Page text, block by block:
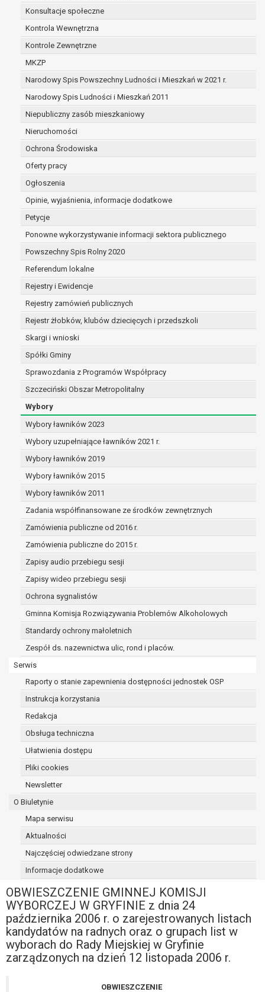
Konsultacje społeczne
Kontrola Wewnętrzna
Kontrole Zewnętrzne
MKZP
Narodowy Spis Powszechny Ludności i Mieszkań w 2021 r.
Narodowy Spis Ludności i Mieszkań 2011
Niepubliczny zasób mieszkaniowy
Nieruchomości
Ochrona Środowiska
Oferty pracy
Ogłoszenia
Opinie, wyjaśnienia, informacje dodatkowe
Petycje
Ponowne wykorzystywanie informacji sektora publicznego
Powszechny Spis Rolny 2020
Referendum lokalne
Rejestry i Ewidencje
Rejestry zamówień publicznych
Rejestr żłobków, klubów dziecięcych i przedszkoli
Skargi i wnioski
Spółki Gminy
Sprawozdania z Programów Współpracy
Szczeciński Obszar Metropolitalny
Wybory
Wybory ławników 2023
Wybory uzupełniające ławników 2021 r.
Wybory ławników 2019
Wybory ławników 2015
Wybory ławników 2011
Zadania współfinansowane ze środków zewnętrznych
Zamówienia publiczne od 2016 r.
Zamówienia publiczne do 2015 r.
Zapisy audio przebiegu sesji
Zapisy wideo przebiegu sesji
Ochrona sygnalistów
Gminna Komisja Rozwiązywania Problemów Alkoholowych
Standardy ochrony małoletnich
Zespół ds. nazewnictwa ulic, rond i placów.
Serwis
Raporty o stanie zapewnienia dostępności jednostek OSP
Instrukcja korzystania
Redakcja
Obsługa techniczna
Ułatwienia dostępu
Pliki cookies
Newsletter
O Biuletynie
Mapa serwisu
Aktualności
Najczęściej odwiedzane strony
Informacje dodatkowe
OBWIESZCZENIE GMINNEJ KOMISJI
WYBORCZEJ W GRYFINIE z dnia 24
października 2006 r. o zarejestrowanych listach
kandydatów na radnych oraz o grupach list w
wyborach do Rady Miejskiej w Gryfinie
zarządzonych na dzień 12 listopada 2006 r.
OBWIESZCZENIE
dane osobowe od momentu pozyskania
przechowywane są przez okres wynikający z
umowy o dofinansowanie zawartej między
beneficjentem a określoną instytucją, trwałości
dokumentacji projektu do celów kontrolnych.
W związku z przetwarzaniem przez
administratora danych osobowych przysługuje
Pani/Panu:
prawo dostępu do treści danych oraz
otrzymywania ich kopii na podstawie art. 15
RODO;
podstawie art. 16 RODO,
dane są nieprawidłowe lub
prawo do żądania usunięcia danych
osobowych (tzw. prawo do bycia
zapomnianym) na podstawie art. 17 RODO,
w przypadku gdy:
dane nie są już niezbędne do celów,
sposób przetwarzane,
osoba, której dane dotyczą, wniosła
sprzeciw wobec przetwarzania
danych osobowych,
zgodę na przetwarzanie danych
osobowych, która jest podstawą
przetwarzania danych i nie ma innej
danych,
dane osobowe przetwarzane są
niezgodnie z prawem,
dane osobowe muszą być usunięte w
celu wywiązania się z obowiązku
prawo do żądania ograniczenia
przetwarzania danych osobowych na
podstawie art. 18 RODO, w przypadku gdy:
osoba, której dane dotyczą
kwestionuje prawidłowość danych
osobowych – na okres pozwalający
administratorowi sprawdzić
przetwarzanie danych jest niezgodne
z prawem, a osoba, której dane
dotyczą, sprzeciwia się usunięciu
danych, żądając w zamian ich
ograniczenia,
danych dla swoich celów, ale osoba,
której dane dotyczą, potrzebuje ich do
ustalenia, obrony lub dochodzenia
roszczeń,
osoba, której dane dotyczą, wniosła
sprzeciw wobec przetwarzania
danych - do czasu ustalenia czy
prawnie uzasadnione podstawy po
podstawie art. 20 RODO, w przypadku gdy
przetwarzanie danych odbywa się na
której dane dotyczą lub na podstawie
zgody wyrażonej przez tą osobę,
przetwarzanie odbywa się w sposób
zautomatyzowany;
prawo sprzeciwu wobec przetwarzania
danych na podstawie art. 21 RODO, wobec
przetwarzania danych osobowych, którego
niezbędność przetwarzania do